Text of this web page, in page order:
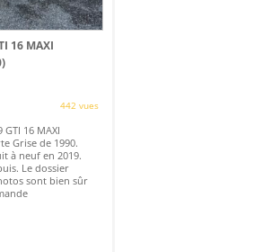
16 MAXI
442 vues
16 MAXI
Grise de 1990.
à neuf en 2019.
Le dossier
sont bien sûr